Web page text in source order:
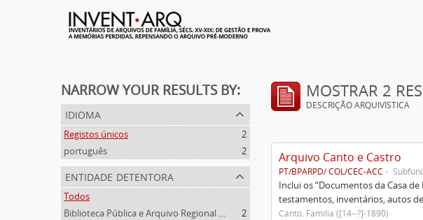
NARROW YOUR RESULTS BY:
idioma
Registos únicos
2
português
2
entidade detentora
Todos
Biblioteca Pública e Arquivo Regional de Ponta Delgada
2
MOSTRAR 2
DESCRIÇÃO ARQUIVÍSTICA
Arquivo Canto e Castro
PT/BPARPD/ COL/CEC-ACC
Inclui os “Documentos da Casa
testamentos, inventários, autos
Canto. Família ([14--?]-1890)